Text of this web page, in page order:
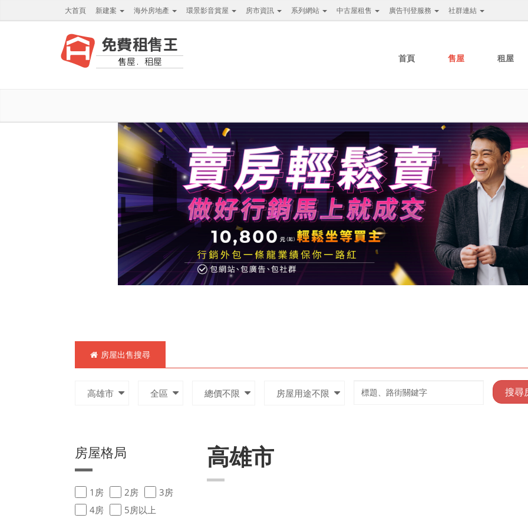
大首頁 新建案 海外房地產 環景影音賞屋 房市資訊 系列網站 中古屋租售 廣告刊登服務 社群連結
免費租售王
售屋．租屋 首頁 售屋 租屋
房屋出售搜尋
高雄市 全區 總價不限 房屋用途不限 搜尋
房屋格局
1房 2房
3房
4房
5房以上
高雄市